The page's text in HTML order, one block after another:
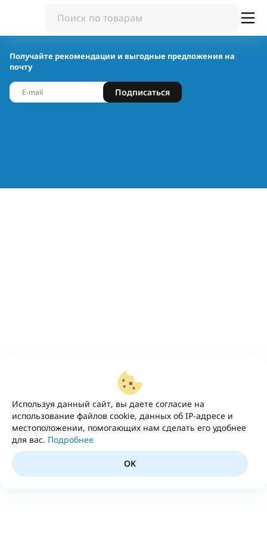
Используя данный сайт, вы даете согласие на
использование файлов cookie, данных об IP-адресе и
местоположении, помогающих нам сделать его удобнее
для вас. Подробнее
OK
Получайте рекомендации и выгодные предложения на
почту
Подписаться